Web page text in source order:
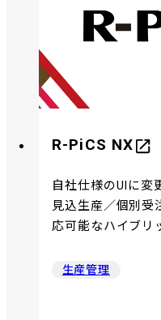
R-PiCS NX
自社仕様のUIに変
見込生産／個別受
応可能なハイブリ
生産管理